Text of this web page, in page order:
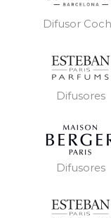
Difusor
Difusores
Difusores